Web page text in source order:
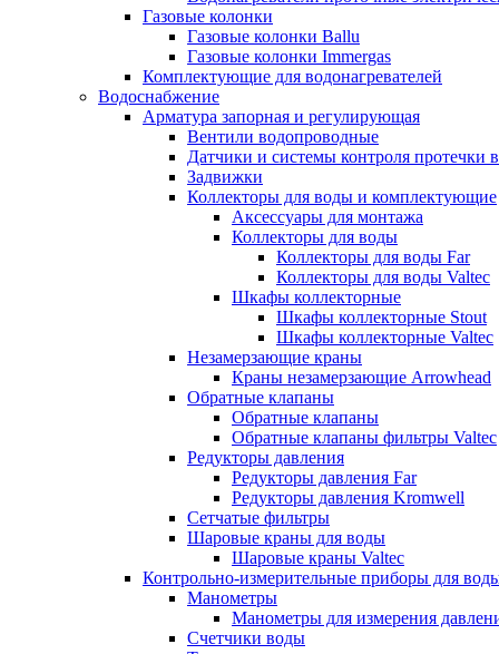
Газовые колонки
Газовые колонки Ballu
Газовые колонки Immergas
Комплектующие для водонагревателей
Водоснабжение
Арматура запорная и регулирующая
Вентили водопроводные
Датчики и системы контроля протечки
Задвижки
Коллекторы для воды и комплектующие
Аксессуары для монтажа
Коллекторы для воды
Коллекторы для воды Far
Коллекторы для воды Valtec
Шкафы коллекторные
Шкафы коллекторные Stout
Шкафы коллекторные Valtec
Незамерзающие краны
Краны незамерзающие Arrowhead
Обратные клапаны
Обратные клапаны
Обратные клапаны фильтры Valtec
Редукторы давления
Редукторы давления Far
Редукторы давления Kromwell
Сетчатые фильтры
Шаровые краны для воды
Шаровые краны Valtec
Контрольно-измерительные приборы для
Манометры
Манометры для измерения
Счетчики воды